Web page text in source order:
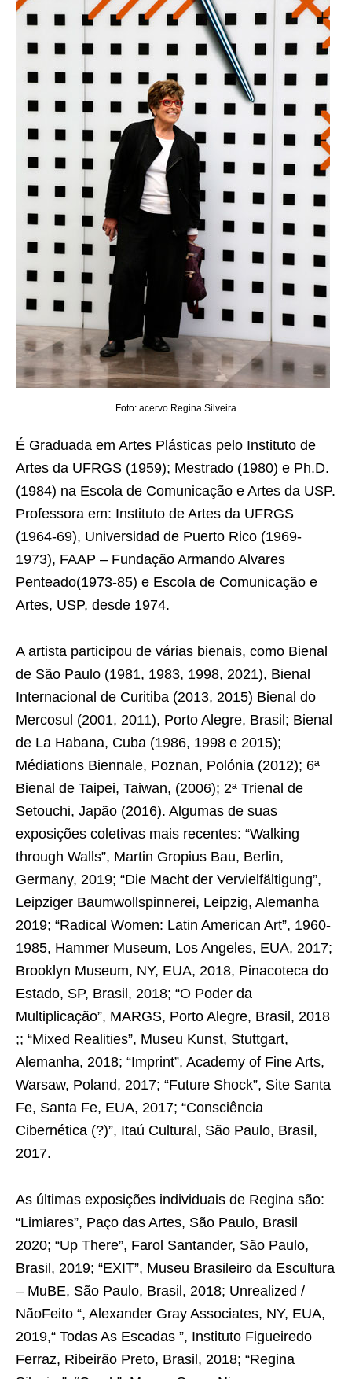
Foto: acervo Regina Silveira
É Graduada em Artes Plásticas pelo Instituto de
Artes da UFRGS (1959); Mestrado (1980) e Ph.D.
(1984) na Escola de Comunicação e Artes da USP.
Professora em: Instituto de Artes da UFRGS
(1964-69), Universidad de Puerto Rico (1969-
1973), FAAP – Fundação Armando Alvares
Penteado(1973-85) e Escola de Comunicação e
Artes, USP, desde 1974.
A artista participou de várias bienais, como Bienal
de São Paulo (1981, 1983, 1998, 2021), Bienal
Internacional de Curitiba (2013, 2015) Bienal do
Mercosul (2001, 2011), Porto Alegre, Brasil; Bienal
de La Habana, Cuba (1986, 1998 e 2015);
Médiations Biennale, Poznan, Polónia (2012); 6ª
Bienal de Taipei, Taiwan, (2006); 2ª Trienal de
Setouchi, Japão (2016). Algumas de suas
exposições coletivas mais recentes: “Walking
through Walls”, Martin Gropius Bau, Berlin,
Germany, 2019; “Die Macht der Vervielfältigung”,
Leipziger Baumwollspinnerei, Leipzig, Alemanha
2019; “Radical Women: Latin American Art”, 1960-
1985, Hammer Museum, Los Angeles, EUA, 2017;
Brooklyn Museum, NY, EUA, 2018, Pinacoteca do
Estado, SP, Brasil, 2018; “O Poder da
Multiplicação”, MARGS, Porto Alegre, Brasil, 2018
;; “Mixed Realities”, Museu Kunst, Stuttgart,
Alemanha, 2018; “Imprint”, Academy of Fine Arts,
Warsaw, Poland, 2017; “Future Shock”, Site Santa
Fe, Santa Fe, EUA, 2017; “Consciência
Cibernética (?)”, Itaú Cultural, São Paulo, Brasil,
2017.
As últimas exposições individuais de Regina são:
“Limiares”, Paço das Artes, São Paulo, Brasil
2020; “Up There”, Farol Santander, São Paulo,
Brasil, 2019; “EXIT”, Museu Brasileiro da Escultura
– MuBE, São Paulo, Brasil, 2018; Unrealized /
NãoFeito “, Alexander Gray Associates, NY, EUA,
2019,“ Todas As Escadas ”, Instituto Figueiredo
Ferraz, Ribeirão Preto, Brasil, 2018; “Regina